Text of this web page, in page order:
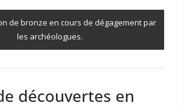
de bronze en cours de dégagement par
les archéologues.
découvertes en